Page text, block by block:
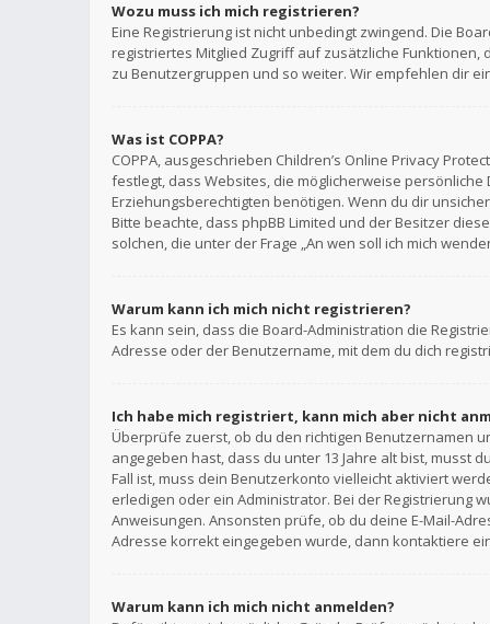
Wozu muss ich mich registrieren?
Eine Registrierung ist nicht unbedingt zwingend. Die
registriertes Mitglied Zugriff auf zusätzliche Funktionen,
zu Benutzergruppen und so weiter. Wir empfehlen dir
Was ist COPPA?
COPPA, ausgeschrieben Children’s Online Privacy
festlegt, dass Websites, die möglicherweise
Erziehungsberechtigten benötigen. Wenn du dir
Bitte beachte, dass phpBB Limited und der Besitzer
solchen, die unter der Frage „An wen soll ich mich
Warum kann ich mich nicht registrieren?
Es kann sein, dass die Board-Administration die
Adresse oder der Benutzername, mit dem du dich
Ich habe mich registriert, kann mich aber nicht
Überprüfe zuerst, ob du den richtigen Benutzernamen
angegeben hast, dass du unter 13 Jahre alt bist, musst
Fall ist, muss dein Benutzerkonto vielleicht aktiviert
erledigen oder ein Administrator. Bei der Registrierung
Anweisungen. Ansonsten prüfe, ob du deine E-Mail-
Adresse korrekt eingegeben wurde, dann kontaktiere
Warum kann ich mich nicht anmelden?